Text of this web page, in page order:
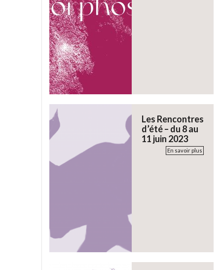
Les Rencontres
d’été – du 8 au
11 juin 2023
En savoir plus